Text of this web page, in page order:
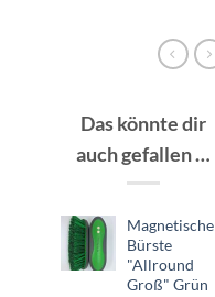
Das könnte dir
auch gefallen …
Magnetische
Bürste
"Allround
Groß" Grün